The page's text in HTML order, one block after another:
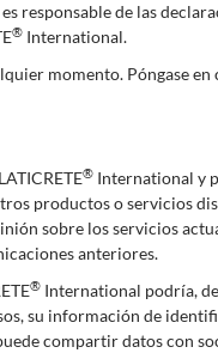
responsable de las
® International.
momento. Póngase en
® International y
productos o servicios
sobre los servicios
anteriores.
® International podría,
su información de
compartir datos con